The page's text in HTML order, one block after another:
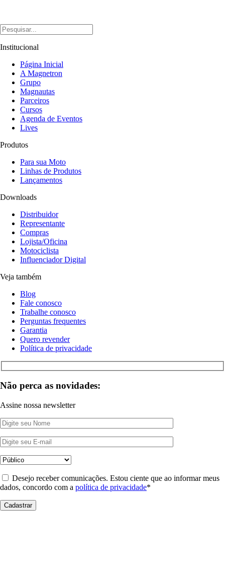
Institucional
Página Inicial
A Magnetron
Grupo
Magnautas
Parceiros
Cursos
Agenda de Eventos
Lives
Produtos
Para sua Moto
Linhas de Produtos
Lançamentos
Downloads
Distribuidor
Representante
Compras
Lojista/Oficina
Motociclista
Influenciador Digital
Veja também
Blog
Fale conosco
Trabalhe conosco
Perguntas frequentes
Garantia
Quero revender
Política de privacidade
Não perca as novidades:
Assine nossa newsletter
Desejo receber comunicações. Estou ciente que ao informar meus
dados, concordo com a política de privacidade*